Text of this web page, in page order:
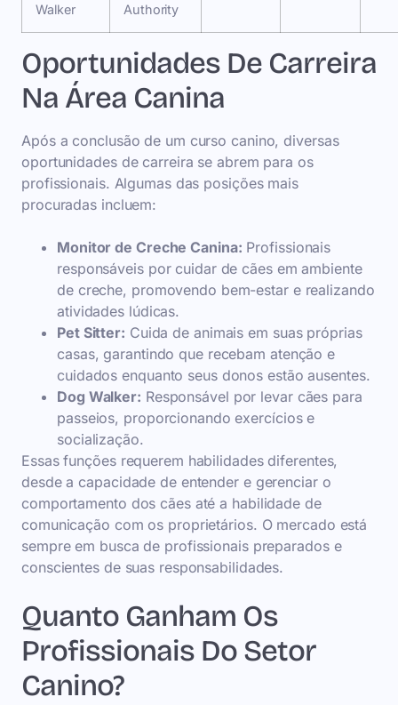
Walker
Authority
Oportunidades De Carreira
Na Área Canina
Após a conclusão de um curso canino, diversas
oportunidades de carreira se abrem para os
profissionais. Algumas das posições mais
procuradas incluem:
Monitor de Creche Canina: Profissionais
responsáveis por cuidar de cães em ambiente
de creche, promovendo bem-estar e realizando
atividades lúdicas.
Pet Sitter: Cuida de animais em suas próprias
casas, garantindo que recebam atenção e
cuidados enquanto seus donos estão ausentes.
Dog Walker: Responsável por levar cães para
passeios, proporcionando exercícios e
socialização.
Essas funções requerem habilidades diferentes,
desde a capacidade de entender e gerenciar o
comportamento dos cães até a habilidade de
comunicação com os proprietários. O mercado está
sempre em busca de profissionais preparados e
conscientes de suas responsabilidades.
Quanto Ganham Os
Profissionais Do Setor
Canino?